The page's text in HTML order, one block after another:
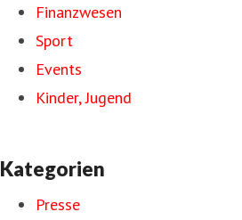
Finanzwesen
Sport
Events
Kinder, Jugend
Kategorien
Presse